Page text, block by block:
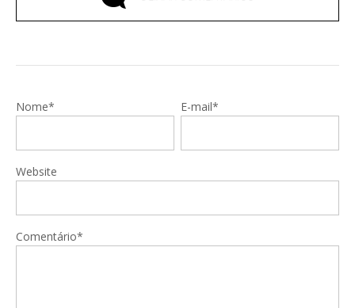
Nome* E-mail*
Website
Comentário*